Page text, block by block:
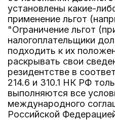
установлены какие-
применение льгот
"Ограничение льгот
налогоплательщики
подходить к их
раскрывать свои
резидентстве в
214.6 и 310.1 НК РФ
выполняются все
международного
Российской